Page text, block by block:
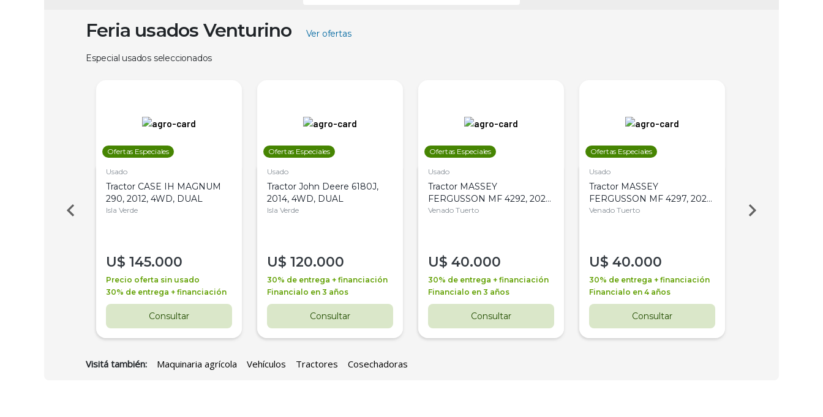
Feria usados Venturino Ver ofertas
Especial usados seleccionados
Ofertas Especiales
Usado
Tractor CASE IH MAGNUM
290, 2012, 4WD, DUAL
Isla Verde
U$ 145.000
Precio oferta sin usado
30% de entrega + financiación
Consultar
Ofertas Especiales
Usado
Tractor John Deere 6180J,
2014, 4WD, DUAL
Isla Verde
U$ 120.000
30% de entrega + financiación
Financialo en 3 años
Consultar
Ofertas Especiales
Usado
Tractor MASSEY
FERGUSSON MF 4292, 2020,
4WD, PATON
Venado Tuerto
U$ 40.000
30% de entrega + financiación
Financialo en 3 años
Consultar
Ofertas Especiales
Usado
Tractor MASSEY
FERGUSSON MF 4297, 2020,
4WD, PATON
Venado Tuerto
U$ 40.000
30% de entrega + financiación
Financialo en 4 años
Consultar
Venado Tuerto
Visitá también: Maquinaria agrícola Vehículos Tractores Cosechadoras